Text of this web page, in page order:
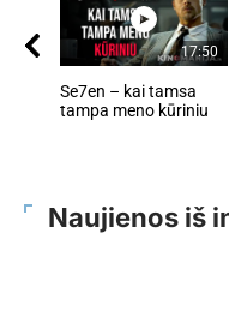
17:50
Se7en – kai tamsa
tampa meno kūriniu
Naujienos iš